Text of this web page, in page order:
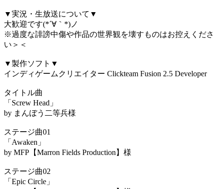
▼実況・生放送について▼
大歓迎です(*´∀｀*)ノ
※過度な誹謗中傷や作品の世界観を壊すものはお控えくださ
い＞＜
▼製作ソフト▼
インディゲームクリエイター Clickteam Fusion 2.5 Developer
タイトル曲
「Screw Head」
by まんぼう二等兵様
ステージ曲01
「Awaken」
by MFP【Marron Fields Production】様
ステージ曲02
「Epic Circle」